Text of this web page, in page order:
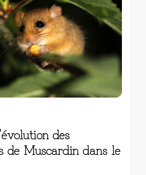
des
de Muscardin dans le